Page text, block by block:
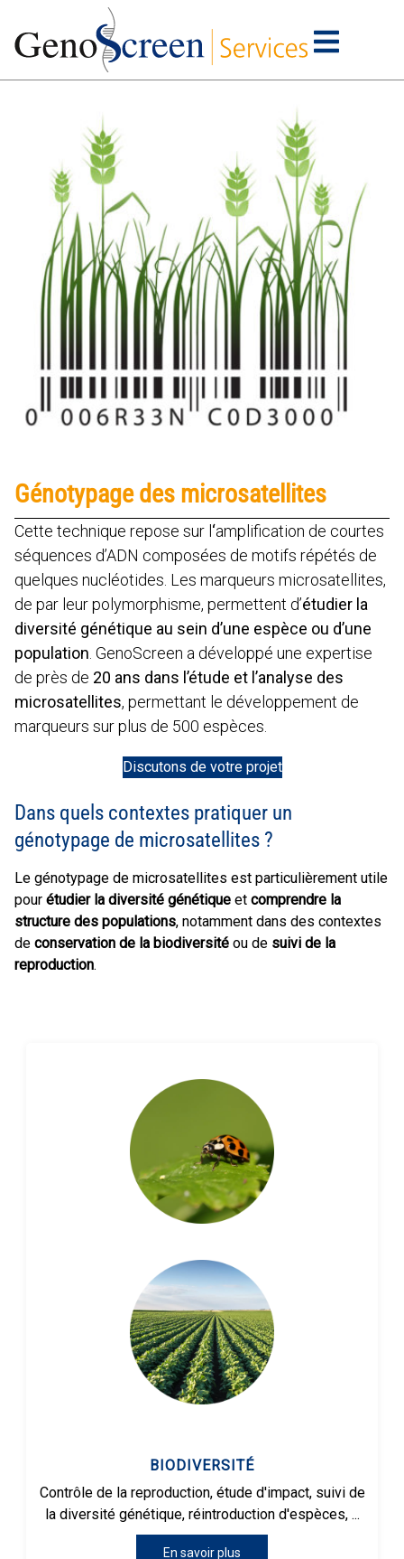
Génotypage des microsatellites
Cette technique repose sur l ‘amplification de courtes
séquences d’ADN composées de motifs répétés de
quelques nucléotides. Les marqueurs microsatellites,
de par leur polymorphisme, permettent d’étudier la
diversité génétique au sein d’une espèce ou d’une
population . GenoScreen a développé une expertise
de près de 20 ans dans l’étude et l’analyse des
microsatellites, permettant le développement de
marqueurs sur plus de 500 espèces.
Discutons de votre projet
Dans quels contextes pratiquer un
génotypage de microsatellites ?
Le génotypage de microsatellites est particulièrement utile
pour étudier la diversité génétique et comprendre la
structure des populations, notamment dans des contextes
de conservation de la biodiversité ou de suivi de la
reproduction.
BIODIVERSITÉ
Contrôle de la reproduction, étude d'impact, suivi de
la diversité génétique, réintroduction d'espèces, ...
En savoir plus